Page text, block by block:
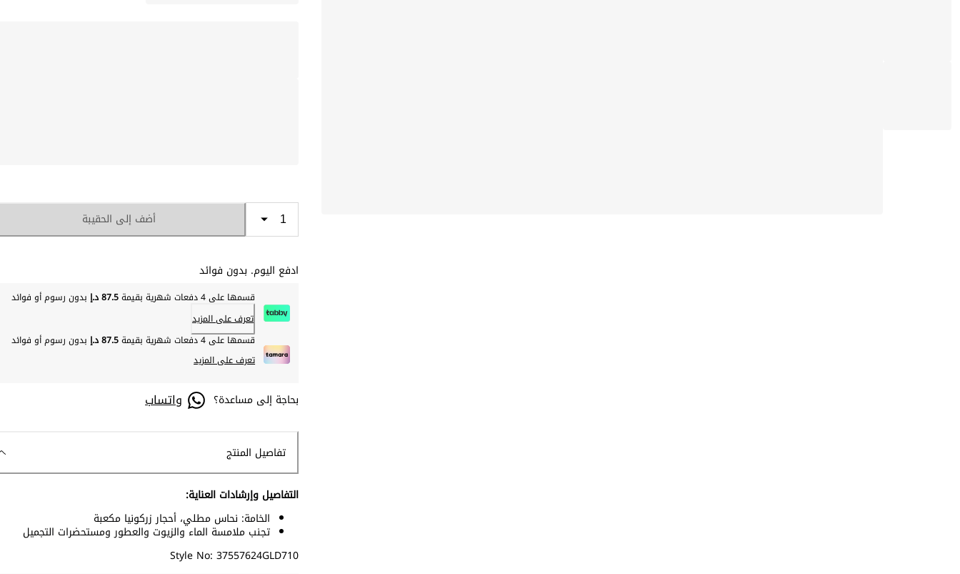
أضف إلى الحقيبة
ادفع اليوم. بدون فوائد
قسمها على 4 دفعات شهرية بقيمة 87.5 د.إ
بدون رسوم أو فوائد
تعرف على المزيد
قسمها على 4 دفعات شهرية بقيمة
87.5 د.إ
بدون رسوم أو فوائد
تعرف على المزيد
بحاجة إلى مساعدة؟ واتساب
تفاصيل المنتج
التفاصيل وإرشادات العناية:
الخامة: نحاس مطلي، أحجار زركونيا مكعبة
تجنب ملامسة الماء والزيوت والعطور ومستحضرات التجميل
Style No: 37557624GLD710